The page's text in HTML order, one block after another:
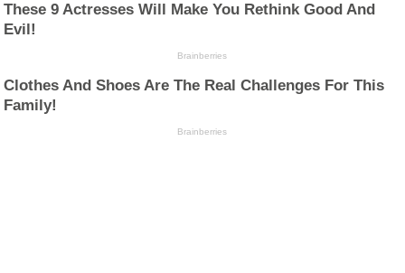
These 9 Actresses Will Make You Rethink Good And
Evil!
Brainberries
Clothes And Shoes Are The Real Challenges For This
Family!
Brainberries